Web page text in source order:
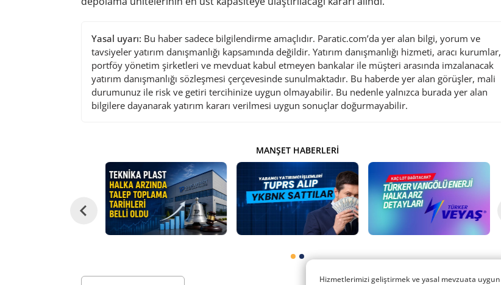
Yasal uyarı: Bu haber sadece bilgilendirme amaçlıdır. Paratic.com’da yer alan bilgi, yorum ve
tavsiyeler yatırım danışmanlığı kapsamında değildir. Yatırım danışmanlığı hizmeti, aracı kurumlar,
portföy yönetim şirketleri ve mevduat kabul etmeyen bankalar ile müşteri arasında imzalanacak
yatırım danışmanlığı sözleşmesi çerçevesinde sunulmaktadır. Bu haberde yer alan görüşler, mali
durumunuz ile risk ve getiri tercihinize uygun olmayabilir. Bu nedenle yalnızca burada yer alan
bilgilere dayanarak yatırım kararı verilmesi uygun sonuçlar doğurmayabilir.
MANŞET HABERLERI
Hizmetlerimizi geliştirmek ve yasal mevzuata uygun